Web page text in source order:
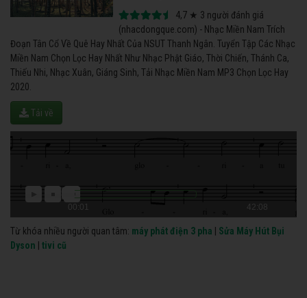
4,7 ★ 3 người đánh giá
(nhacdongque.com) - Nhạc Miền Nam Trích
Đoạn Tân Cổ Về Quê Hay Nhất Của NSUT Thanh Ngân. Tuyển Tập Các Nhạc
Miền Nam Chọn Lọc Hay Nhất Như Nhạc Phật Giáo, Thời Chiến, Thánh Ca,
Thiếu Nhi, Nhạc Xuân, Giáng Sinh, Tải Nhạc Miền Nam MP3 Chọn Lọc Hay
2020.
Tải về
00:01 42:08
Từ khóa nhiều người quan tâm: máy phát điện 3 pha
Sửa Máy Hút Bụi
Dyson
tivi cũ